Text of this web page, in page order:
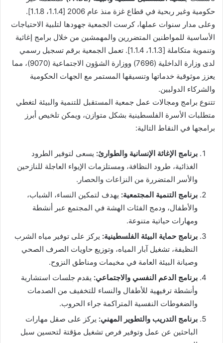
حكومية وغير ربحية في قطاع غزة منذ عام 2006 [1.1.4، 1.1.8].
وعلى مدار سنوات عملها، كرست الجمعية جهودها لتلبية الاحتياجات
الأساسية للمواطنين المتضررين والمهمشين من خلال برامج إغاثية
وتنموية متكاملة [1.1.3، 1.1.4]. تعمل الجمعية برقم تسجيل رسمي
لدى وزارة الداخلية (7696) ووزارة الشؤون الاجتماعية (9070)، مما
يعزز موثوقية خدماتها وتنسيقها المستمر مع الجهات الحكومية
والشركاء الدوليين.
تتنوع برامج ومجالات عمل جمعية المستقبل للتنمية والبيئة لتغطي
متطلبات الأسرة الفلسطينية بشكل متوازن، ويمكن تلخيص أبرز
برامجها في النقاط التالية:
برنامج الإغاثة الإنسانية والطوارئ: يسعى لتوفير الطرود
الغذائية، طرود النظافة، ومستلزمات الإيواء العاجلة للنازحين
والأسر المتضررة من النزاعات والحصار.
برنامج التنمية المجتمعية: يهدف لتمكين النساء، الشباب،
والأطفال، ودمج الفئات الهشة في المجتمع عبر أنشطة
ومهارات حياتية متنوعة.
برنامج حماية البيئة الفلسطينية: يركز على توفير مياه الشرب
النظيفة، تشغيل آبار المياه، وتوزيع حاويات الصرف الصحي
وصيانة البيئة العامة في مخيمات ومناطق النزوح.
برنامج الدعم النفسي والاجتماعي: يقدم جلسات استشارية
وأنشطة ترفيهية للأطفال والنساء للتخفيف من الصدمات
والضغوطات النفسية المتراكمة جراء الحروب.
برنامج التدريب والتطوير المهني: يركز على صقل مهارات
الباحثين عن عمل وتوفير فرص تشغيل مؤقتة لتحسين سبل